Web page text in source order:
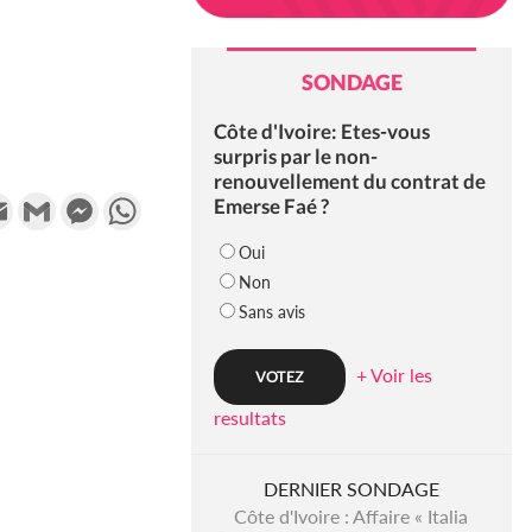
Email Gmail MessengerWhatsApp
SONDAGE
Côte d'Ivoire: Etes-vous
surpris par le non-
renouvellement du contrat de
Emerse Faé ?
Oui
Non
Sans avis
+ Voir les
resultats
DERNIER SONDAGE
Côte d'Ivoire : Affaire « Italia